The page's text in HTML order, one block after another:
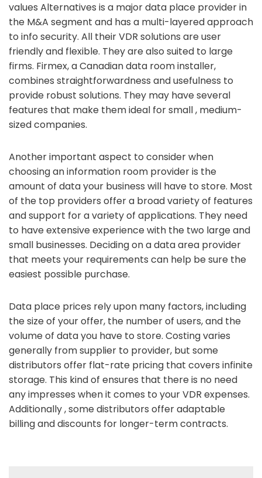
values Alternatives is a major data place provider in
the M&A segment and has a multi-layered approach
to info security. All their VDR solutions are user
friendly and flexible. They are also suited to large
firms. Firmex, a Canadian data room installer,
combines straightforwardness and usefulness to
provide robust solutions. They may have several
features that make them ideal for small , medium-
sized companies.
Another important aspect to consider when
choosing an information room provider is the
amount of data your business will have to store. Most
of the top providers offer a broad variety of features
and support for a variety of applications. They need
to have extensive experience with the two large and
small businesses. Deciding on a data area provider
that meets your requirements can help be sure the
easiest possible purchase.
Data place prices rely upon many factors, including
the size of your offer, the number of users, and the
volume of data you have to store. Costing varies
generally from supplier to provider, but some
distributors offer flat-rate pricing that covers infinite
storage. This kind of ensures that there is no need
any impresses when it comes to your VDR expenses.
Additionally , some distributors offer adaptable
billing and discounts for longer-term contracts.